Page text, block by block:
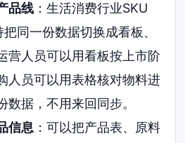
品线：生活消费行业SKU
同一份数据切换成看板、
营人员可以用看板按上市阶
人员可以用表格核对物料进
数据，不用来回同步。
信息 ：可以把产品表、原料